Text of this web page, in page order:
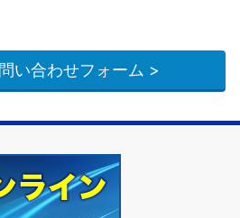
い合わせフォーム >